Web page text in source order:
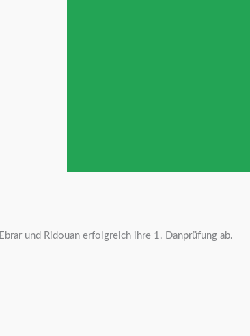
2022
und Ridouan erfolgreich ihre 1. Danprüfung ab.